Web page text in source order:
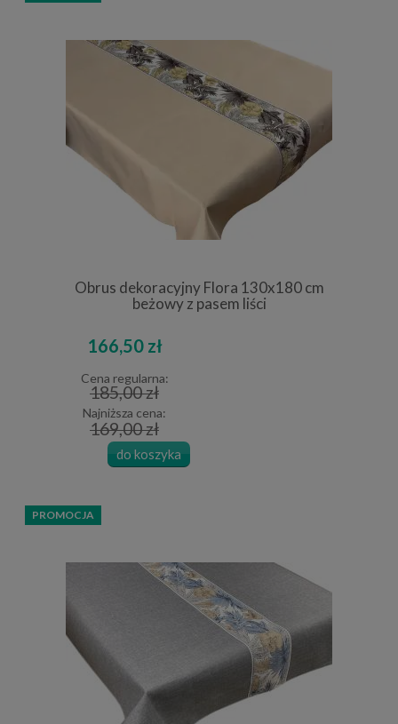
Obrus dekoracyjny Flora 130x180 cm
beżowy z pasem liści
166,50 zł
Cena regularna:
185,00 zł
Najniższa cena:
169,00 zł
do koszyka
PROMOCJA